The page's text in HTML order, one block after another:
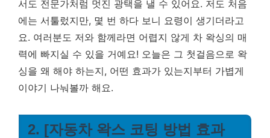
서도 전문가처럼 멋진 광택을 낼 수 있어요. 저도 처음
에는 서툴렀지만, 몇 번 하다 보니 요령이 생기더라고
요. 여러분도 저와 함께라면 어렵지 않게 차 왁싱의 매
력에 빠지실 수 있을 거예요! 오늘은 그 첫걸음으로 왁
싱을 왜 해야 하는지, 어떤 효과가 있는지부터 가볍게
이야기 나눠볼까 해요.
2. [자동차 왁스 코팅 방법 효과